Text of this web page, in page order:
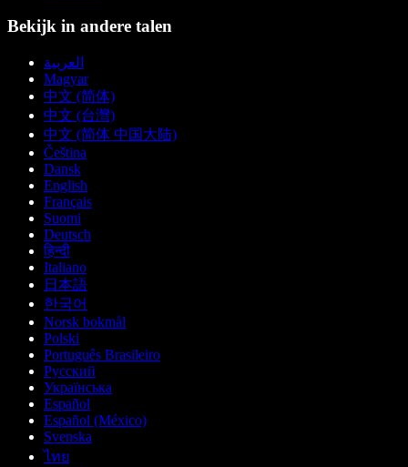
Bekijk in andere talen
العربية
Magyar
中文 (简体)
中文 (台灣)
中文 (简体 中国大陆)
Čeština
Dansk
English
Français
Suomi
Deutsch
हिन्दी
Italiano
日本語
한국어
Norsk bokmål
Polski
Português Brasileiro
Русский
Українська
Español
Español (México)
Svenska
ไทย